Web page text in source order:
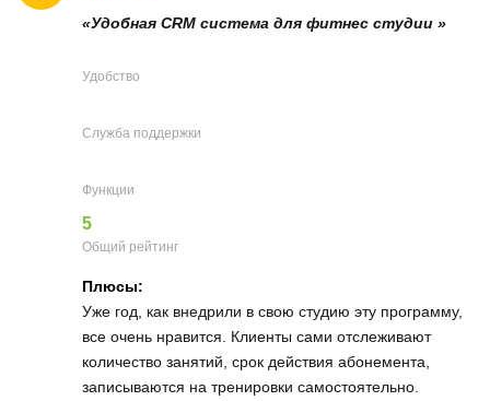
«Удобная CRM система для фитнес студии »
Удобство
Служба поддержки
Функции
5
Общий рейтинг
Плюсы:
Уже год, как внедрили в свою студию эту программу,
все очень нравится. Клиенты сами отслеживают
количество занятий, срок действия абонемента,
записываются на тренировки самостоятельно.